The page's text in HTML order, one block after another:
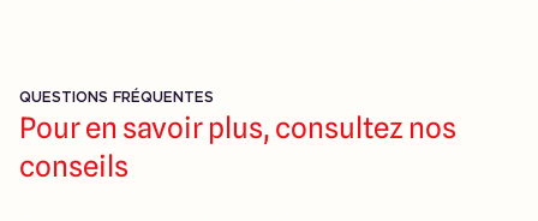
QUESTIONS FRÉQUENTES
Pour en savoir plus, consultez nos
conseils